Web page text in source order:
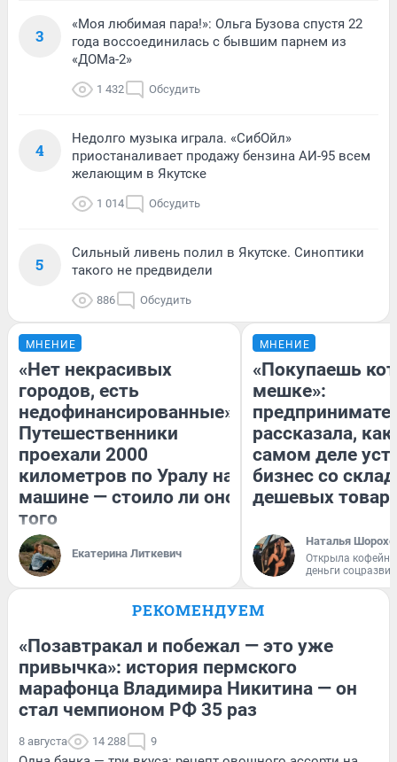
3
«Моя любимая пара!»: Ольга Бузова спустя 22
года воссоединилась с бывшим парнем из
«ДОМа-2»
1 432 Обсудить
4
Недолго музыка играла. «СибОйл»
приостаналивает продажу бензина АИ-95 всем
желающим в Якутске
1 014 Обсудить
5
Сильный ливень полил в Якутске. Синоптики
такого не предвидели
886 Обсудить
МНЕНИЕ
«Нет некрасивых
городов, есть
недофинансированные».
Путешественники
проехали 2000
километров по Уралу на
машине — стоило ли оно
того
Екатерина Литкевич
МНЕНИЕ
«Покупаешь
мешке»:
рассказала, как
самом деле
бизнес со
дешевых
Наталья
Открыла
деньги
РЕКОМЕНДУЕМ
«Позавтракал и побежал — это уже
привычка»: история пермского
марафонца Владимира Никитина — он
стал чемпионом РФ 35 раз
8 августа 14 288 9